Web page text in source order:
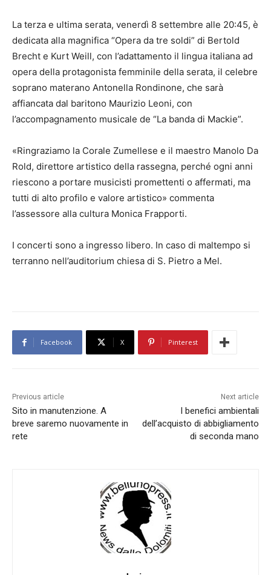
La terza e ultima serata, venerdì 8 settembre alle 20:45, è
dedicata alla magnifica “Opera da tre soldi” di Bertold
Brecht e Kurt Weill, con l’adattamento il lingua italiana ad
opera della protagonista femminile della serata, il celebre
soprano materano Antonella Rondinone, che sarà
affiancata dal baritono Maurizio Leoni, con
l’accompagnamento musicale de “La banda di Mackie”.
«Ringraziamo la Corale Zumellese e il maestro Manolo Da
Rold, direttore artistico della rassegna, perché ogni anni
riescono a portare musicisti promettenti o affermati, ma
tutti di alto profilo e valore artistico» commenta
l’assessore alla cultura Monica Frapporti.
I concerti sono a ingresso libero. In caso di maltempo si
terranno nell’auditorium chiesa di S. Pietro a Mel.
Facebook X Pinterest
Previous article
Sito in manutenzione. A
breve saremo nuovamente in
rete
Next article
I benefici ambientali
dell’acquisto di abbigliamento
di seconda mano